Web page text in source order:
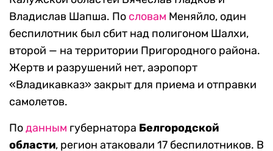
Владислав Шапша. По словам Меняйло, один
беспилотник был сбит над полигоном Шалхи,
второй — на территории Пригородного района.
Жертв и разрушений нет, аэропорт
«Владикавказ» закрыт для приема и отправки
самолетов.
Поданным губернатора Белгородской
области, регион атаковали 17 беспилотников. В